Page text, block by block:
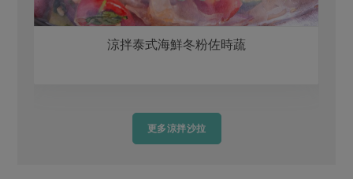
涼拌泰式海鮮冬粉佐時蔬
更多涼拌沙拉